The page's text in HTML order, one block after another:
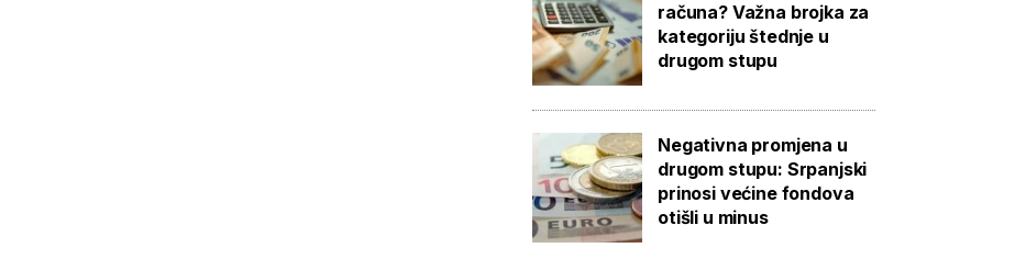
računa? Važna brojka za
kategoriju štednje u
drugom stupu
Negativna promjena u
drugom stupu: Srpanjski
prinosi većine fondova
otišli u minus